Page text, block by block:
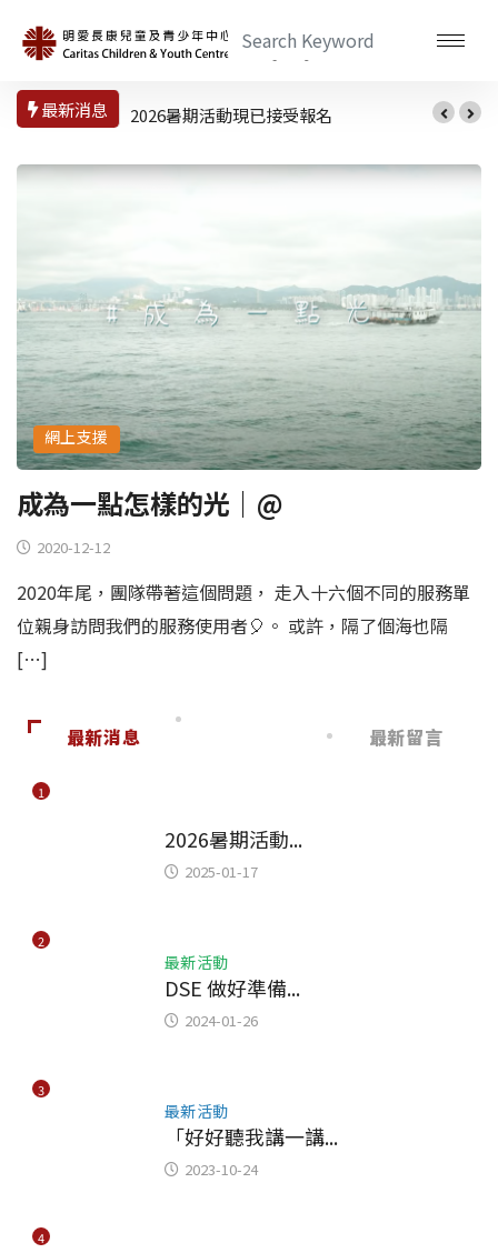
最新消息 2026暑期活動現已接受報名
網上支援
成為一點怎樣的光｜@
2020-12-12
2020年尾，團隊帶著這個問題，​ 走入十六個不同的服務單
位親身訪問我們的服務使用者🎈。​ 或許，隔了個海也隔
[…]
最新消息 最新留言
1
2026暑期活動...
2025-01-17
2
最新活動
DSE 做好準備...
2024-01-26
3
最新活動
「好好聽我講一講...
2023-10-24
4